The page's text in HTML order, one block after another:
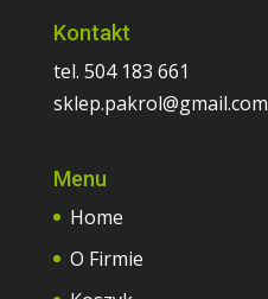
Kontakt
tel. 504 183 661
sklep.pakrol@gmail.com
Menu
Home
O Firmie